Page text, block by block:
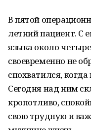
В пятой
летний пациент. С
языка около
своевременно не
спохватился,
Сегодня над ним
кропотливо,
свою трудную и